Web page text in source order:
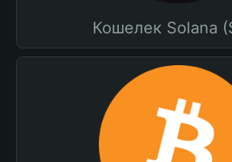
Кошелек Solana